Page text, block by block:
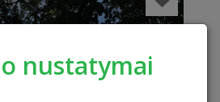
nustatymai